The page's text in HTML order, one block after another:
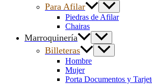
Para Afilar
Piedras de Afilar
Chairas
Marroquinería
Billeteras
Hombre
Mujer
Porta Documentos y